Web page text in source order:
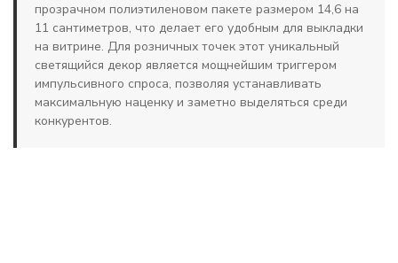
прозрачном полиэтиленовом пакете размером 14,6 на
11 сантиметров, что делает его удобным для выкладки
на витрине. Для розничных точек этот уникальный
светящийся декор является мощнейшим триггером
импульсивного спроса, позволяя устанавливать
максимальную наценку и заметно выделяться среди
конкурентов.